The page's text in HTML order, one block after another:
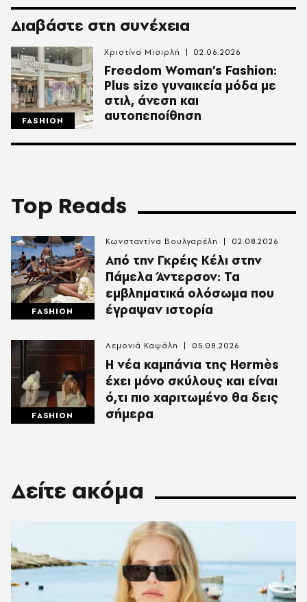
Διαβάστε στη συνέχεια
FASHION
Freedom Woman’s Fashion:
Plus size γυναικεία μόδα με
στιλ, άνεση και
αυτοπεποίθηση
Χριστίνα Μισιρλή 02.06.2026
Top Reads
FASHION
Από την Γκρέις Κέλι στην
Πάμελα Άντερσον: Τα
εμβληματικά ολόσωμα που
έγραψαν ιστορία
Κωνσταντίνα Βουλγαρέλη 02.08.2026
FASHION
Η νέα καμπάνια της Hermès
έχει μόνο σκύλους και είναι
ό,τι πιο χαριτωμένο θα δεις
σήμερα
Λεμονιά Καψάλη 05.08.2026
Δείτε ακόμα